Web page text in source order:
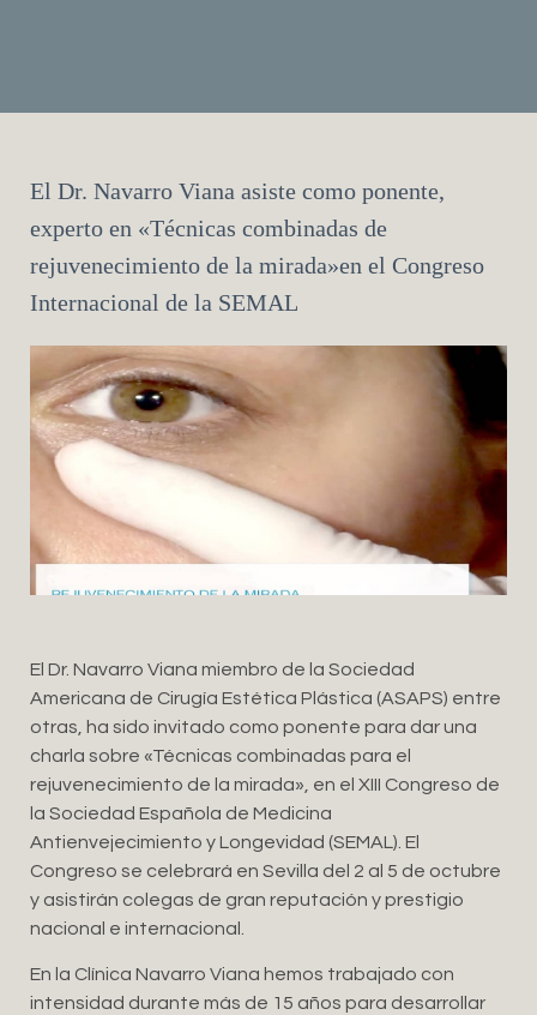
El Dr. Navarro Viana asiste como ponente,
experto en «Técnicas combinadas de
rejuvenecimiento de la mirada»en el Congreso
Internacional de la SEMAL
El Dr. Navarro Viana miembro de la Sociedad
Americana de Cirugía Estética Plástica (ASAPS) entre
otras, ha sido invitado como ponente para dar una
charla sobre «Técnicas combinadas para el
rejuvenecimiento de la mirada», en el XIII Congreso de
la Sociedad Española de Medicina
Antienvejecimiento y Longevidad (SEMAL). El
Congreso se celebrará en Sevilla del 2 al 5 de octubre
y asistirán colegas de gran reputación y prestigio
nacional e internacional.
En la Clínica Navarro Viana hemos trabajado con
intensidad durante más de 15 años para desarrollar